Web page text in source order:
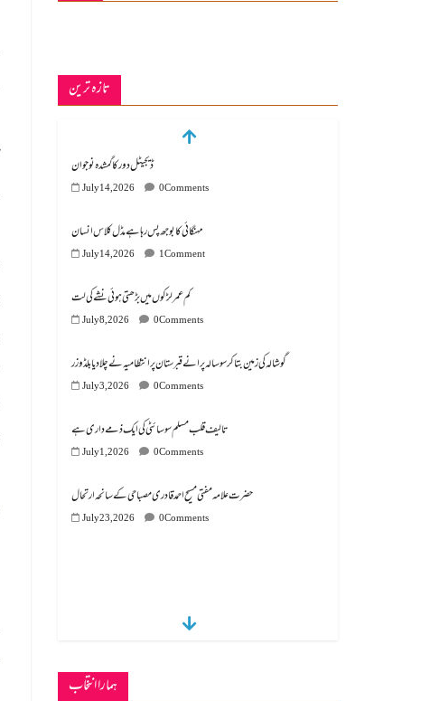
تازہ ترین
ڈیجیٹل دور کا گمشدہ نوجوان
July 14, 2026 0 Comments
مہنگائی کا بوجھ پس رہا ہے مڈل کلاس انسان
July 14, 2026 1 Comment
کم عمر لڑکوں میں بڑھتی ہوئی نشے کی لت
July 8, 2026 0 Comments
گوشالہ کی زمین بتا کر سوسالہ پرانے قبرستان پر انتظامیہ نے چلا دیا بلڈوزر
July 3, 2026 0 Comments
تالیف قلب مسلم سوسائٹی کی ایک ذمے داری ہے
July 1, 2026 0 Comments
July 23, 2026 0 Comments
ہمارا انتخاب